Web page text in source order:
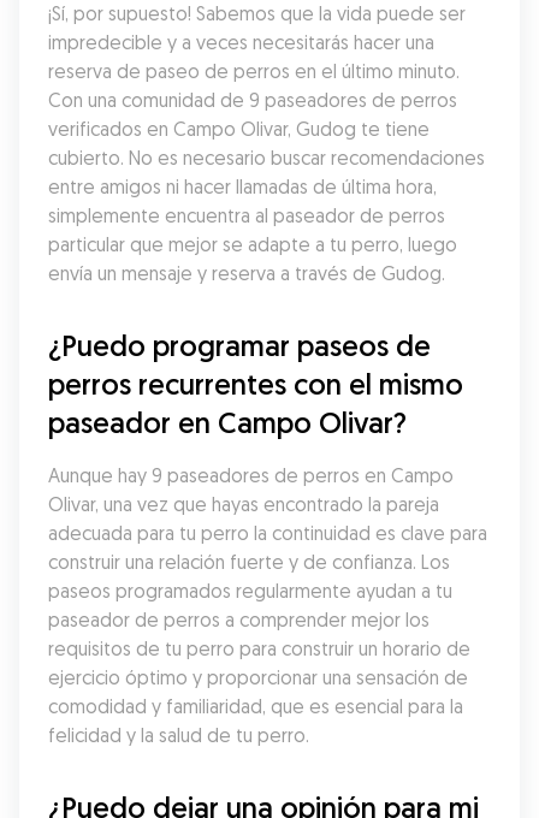
¡Sí, por supuesto! Sabemos que la vida puede ser
impredecible y a veces necesitarás hacer una
reserva de paseo de perros en el último minuto.
Con una comunidad de 9 paseadores de perros
verificados en Campo Olivar, Gudog te tiene
cubierto. No es necesario buscar recomendaciones
entre amigos ni hacer llamadas de última hora,
simplemente encuentra al paseador de perros
particular que mejor se adapte a tu perro, luego
envía un mensaje y reserva a través de Gudog.
¿Puedo programar paseos de
perros recurrentes con el mismo
paseador en Campo Olivar?
Aunque hay 9 paseadores de perros en Campo
Olivar, una vez que hayas encontrado la pareja
adecuada para tu perro la continuidad es clave para
construir una relación fuerte y de confianza. Los
paseos programados regularmente ayudan a tu
paseador de perros a comprender mejor los
requisitos de tu perro para construir un horario de
ejercicio óptimo y proporcionar una sensación de
comodidad y familiaridad, que es esencial para la
felicidad y la salud de tu perro.
¿Puedo dejar una opinión para mi